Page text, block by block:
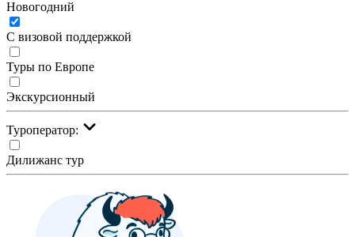
Новогодний
С визовой поддержкой
Туры по Европе
Экскурсионный
Туроператор:
Дилижанс тур